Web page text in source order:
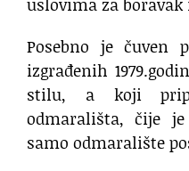
Posebno je čuven
izgrađenih
stilu, a koji
odmarališta, čije
samo odmaralište